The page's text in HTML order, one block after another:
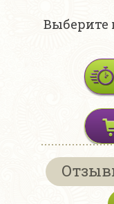
Выберите